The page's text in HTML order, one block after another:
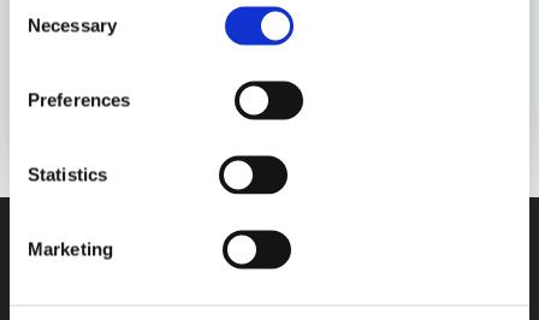
Selection
Necessary
Preferences
Statistics
Marketing